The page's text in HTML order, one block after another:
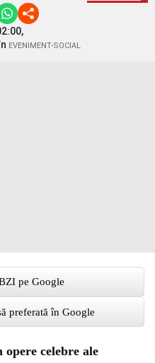
EVENIMENT-SOCIAL
pe Google
preferată în Google
celebre ale